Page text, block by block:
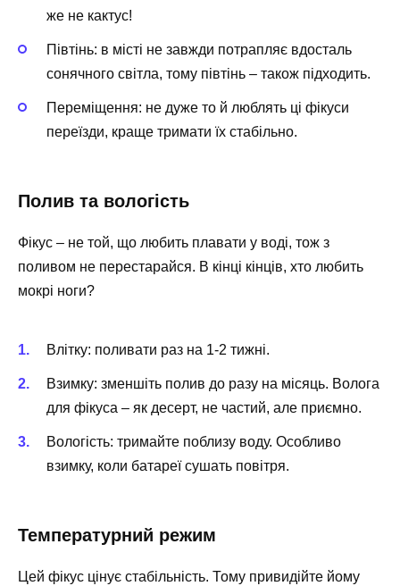
же не кактус!
Півтінь: в місті не завжди потрапляє вдосталь
сонячного світла, тому півтінь – також підходить.
Переміщення: не дуже то й люблять ці фікуси
переїзди, краще тримати їх стабільно.
Полив та вологість
Фікус – не той, що любить плавати у воді, тож з
поливом не перестарайся. В кінці кінців, хто любить
мокрі ноги?
Влітку: поливати раз на 1-2 тижні.
Взимку: зменшіть полив до разу на місяць. Волога
для фікуса – як десерт, не частий, але приємно.
Вологість: тримайте поблизу воду. Особливо
взимку, коли батареї сушать повітря.
Температурний режим
Цей фікус цінує стабільність. Тому привидійте йому